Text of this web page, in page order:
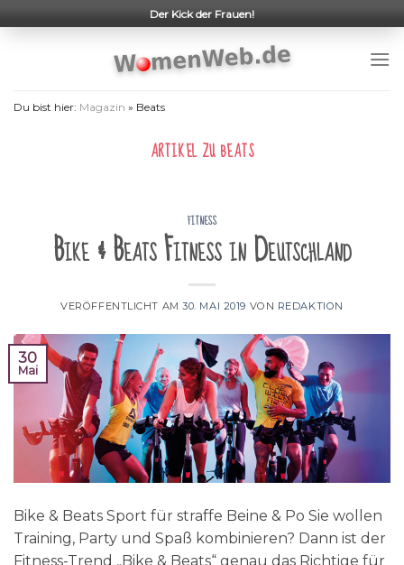
to
Der Kick der Frauen!
Du bist hier: Magazin » Beats
ARTIKEL ZUBEATS
FITNESS
Bike & Beats Fitness in Deutschland
VERÖFFENTLICHT AM30. MAI 2019 VON REDAKTION
30
Mai
Bike & Beats Sport für straffe Beine & Po Sie wollen
Training, Party und Spaß kombinieren? Dann ist der
Fitness-Trend „Bike & Beats“ genau das Richtige für